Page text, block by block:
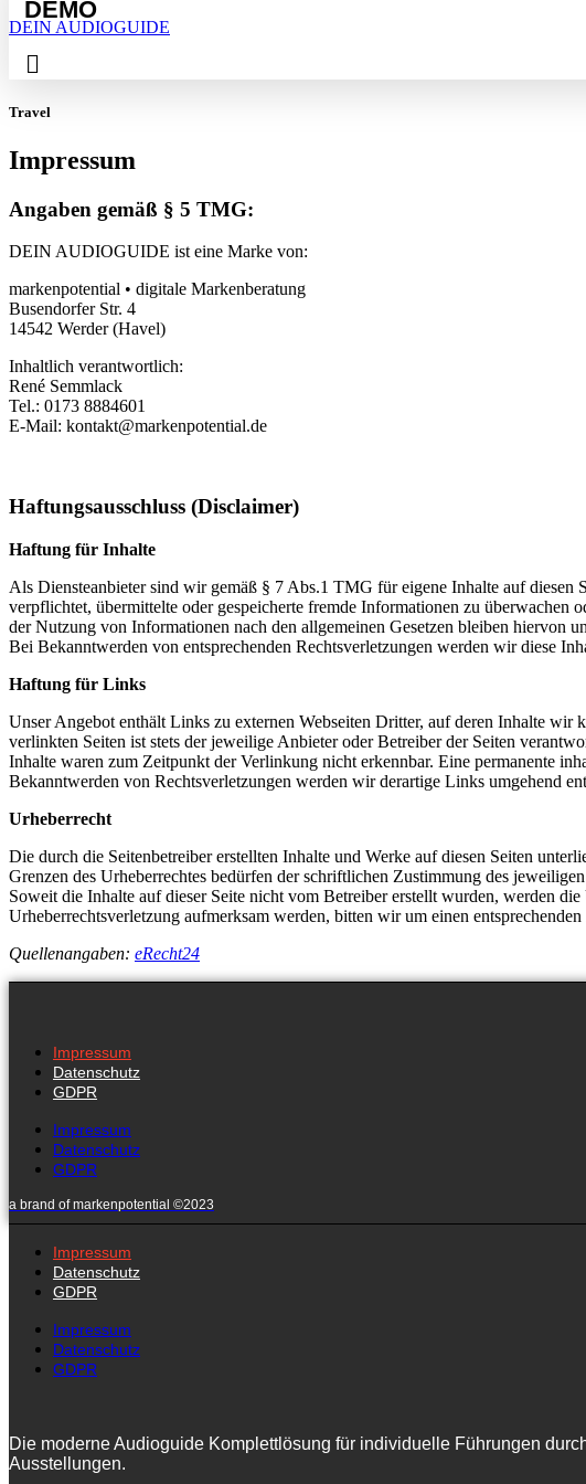
DEIN AUDIOGUIDE
DEMO
Travel
Impressum
Angaben gemäß § 5 TMG:
DEIN AUDIOGUIDE ist eine Marke von:
markenpotential • digitale Markenberatung
Busendorfer Str. 4
14542 Werder (Havel)
Inhaltlich verantwortlich:
René Semmlack
Tel.: 0173 8884601
E-Mail: kontakt@markenpotential.de
Haftungsausschluss (Disclaimer)
Haftung für Inhalte
Als Diensteanbieter sind wir gemäß § 7 Abs.1 TMG für eigene Inhalte auf
verpflichtet, übermittelte oder gespeicherte fremde Informationen zu
der Nutzung von Informationen nach den allgemeinen Gesetzen bleiben hiervon
Bei Bekanntwerden von entsprechenden Rechtsverletzungen werden wir diese
Haftung für Links
Unser Angebot enthält Links zu externen Webseiten Dritter, auf deren Inhalte
verlinkten Seiten ist stets der jeweilige Anbieter oder Betreiber der Seiten
Inhalte waren zum Zeitpunkt der Verlinkung nicht erkennbar. Eine permanente
Bekanntwerden von Rechtsverletzungen werden wir derartige Links umgehend
Urheberrecht
Die durch die Seitenbetreiber erstellten Inhalte und Werke auf diesen Seiten
Grenzen des Urheberrechtes bedürfen der schriftlichen Zustimmung des
Soweit die Inhalte auf dieser Seite nicht vom Betreiber erstellt wurden, werden
Urheberrechtsverletzung aufmerksam werden, bitten wir um einen
Quellenangaben: eRecht24
Impressum
Datenschutz
GDPR
Impressum
Datenschutz
GDPR
a brand of markenpotential ©2023
Impressum
Datenschutz
GDPR
Impressum
Datenschutz
GDPR
Die moderne Audioguide Komplettlösung für individuelle Führungen
Ausstellungen.